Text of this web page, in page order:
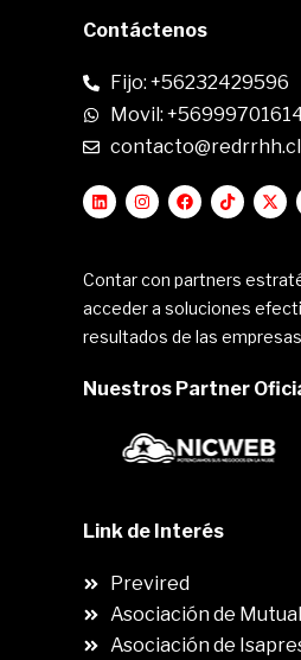
Contáctenos
Fijo: +56232429596
Movil:
contacto@redrrhh.cl
Contar con partners
acceder a soluciones
resultados de las
Nuestros Partner
Link de Interés
Previred
Asociación de
Asociación de